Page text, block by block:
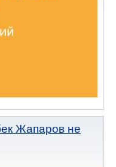
Жапаров не